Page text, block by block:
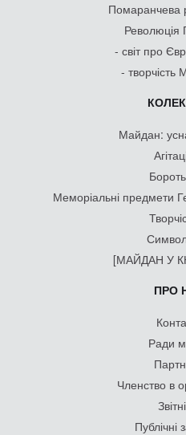
Помаранчева
Революція
- світ про
- творчість
Майдан:
Меморіальні предмети
[МАЙДАН У
ПРО
Ради
Членство в
Публічні